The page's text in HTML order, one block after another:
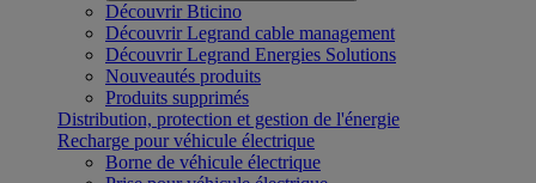
Découvrir Bticino
Découvrir Legrand cable management
Découvrir Legrand Energies Solutions
Nouveautés produits
Produits supprimés
Distribution, protection et gestion de l'énergie
Recharge pour véhicule électrique
Borne de véhicule électrique